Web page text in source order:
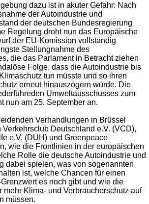
dazu ist in akuter Gefahr: Nach
der Autoindustrie und
der deutschen Bundesregierung
Regelung droht nun das Europäische
der EU-Komission vollständig
Stellungnahme des
die das Parlament in Betracht ziehen
Folge, dass die Autoindustrie bis
tun müsste und so ihren
erneut hinauszögern würde. Die
Umweltausschusses zum
nun am 25. September an.
Verhandlungen in Brüssel
Verkehrsclub Deutschland e.V. (VCD),
e.V. (DUH) und Greenpeace
wie die Frontlinien in der europäischen
Rolle die deutsche Autoindustrie und
dabei spielen, was von sogenannten
ist, welche Chancen für einen
es noch gibt und wie die
mehr Klima- und Verbraucherschutz auf
müssen.